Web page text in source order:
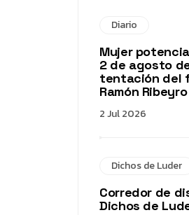
Diario
Mujer
2 de agosto
tentación del
Ramón Ribeyro
2 Jul 2026
Dichos de Luder
Corredor de
Dichos de